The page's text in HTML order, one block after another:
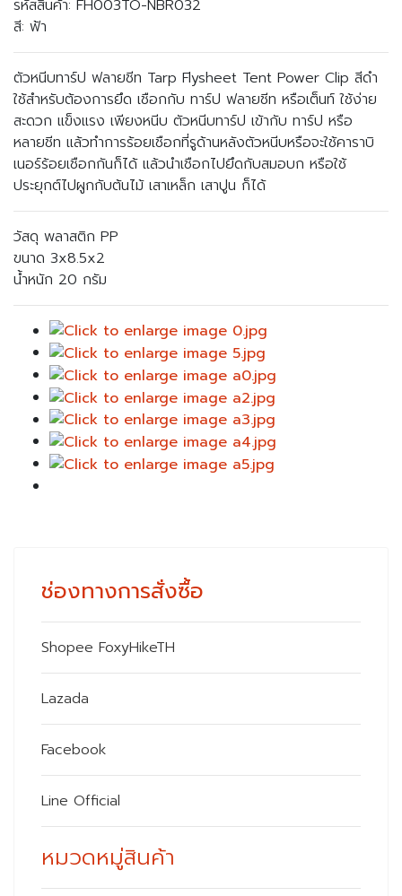
รหัสสินค้า: FH003TO-NBR032
สี: ฟ้า
ตัวหนีบทาร์ป ฟลายชีท Tarp Flysheet Tent Power Clip สีดำ
ใช้สำหรับต้องการยึด เชือกกับ ทาร์ป ฟลายชีท หรือเต็นท์ ใช้ง่าย
สะดวก แข็งแรง เพียงหนีบ ตัวหนีบทาร์ป เข้ากับ ทาร์ป หรือ
หลายชีท แล้วทำการร้อยเชือกที่รูด้านหลังตัวหนีบหรือจะใช้คาราบิ
เนอร์ร้อยเชือกกันก็ได้ แล้วนำเชือกไปยึดกับสมอบก หรือใช้
ประยุกต์ไปผูกกับต้นไม้ เสาเหล็ก เสาปูน ก็ได้
วัสดุ พลาสติก PP
ขนาด 3x8.5x2
น้ำหนัก 20 กรัม
ช่องทางการสั่งซื้อ
Shopee FoxyHikeTH
Lazada
Facebook
Line Official
หมวดหมู่สินค้า